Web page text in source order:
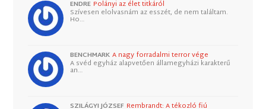
ENDRE Polányi az élet titkáról
Szívesen elolvasnám az esszét, de nem találtam.
Ho…
BENCHMARK A nagy forradalmi terror vége
A svéd egyház alapvetően államegyházi karakterű
an…
SZILÁGYI JÓZSEF Rembrandt: A tékozló fiú